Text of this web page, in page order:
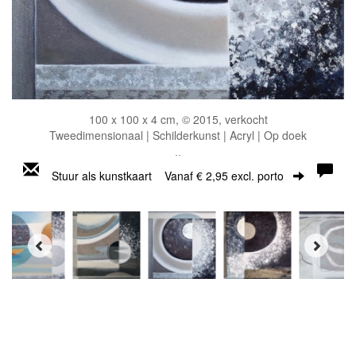
100 x 100 x 4 cm, © 2015, verkocht
Tweedimensionaal | Schilderkunst | Acryl | Op doek
Stuur als kunstkaart Vanaf € 2,95 excl. porto